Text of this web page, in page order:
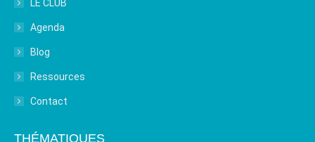
LE CLUB
Agenda
Blog
Ressources
Contact
THÉMATIQUES